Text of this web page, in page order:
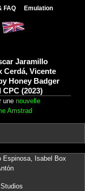
FAQ Emulation
Jaramillo
Cerdá, Vicente
Honey Badger
(2023)
une nouvelle
Amstrad
Isabel Box